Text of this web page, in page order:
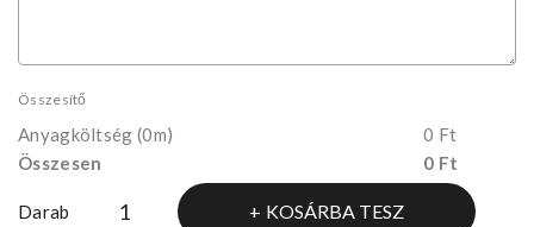
Összesítő
Anyagköltség (0m)
0 Ft
Összesen
0 Ft
Darab KOSÁRBA TESZ